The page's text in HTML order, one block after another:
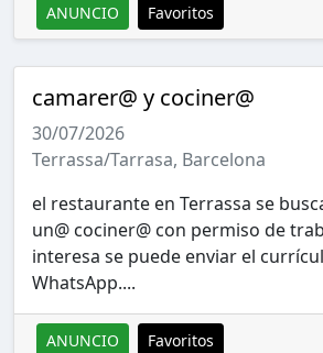
ANUNCIO Favoritos
camarer@ y cociner@
30/07/2026
Terrassa/Tarrasa, Barcelona
el restaurante en Terrassa se
un@ cociner@ con permiso de
interesa se puede enviar el
WhatsApp....
ANUNCIO Favoritos